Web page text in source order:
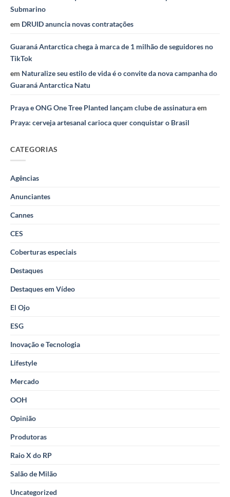
Submarino
em DRUID anuncia novas contratações
Guaraná Antarctica chega à marca de 1 milhão de seguidores no
TikTok
em Naturalize seu estilo de vida é o convite da nova campanha do
Guaraná Antarctica Natu
Praya e ONG One Tree Planted lançam clube de assinaturaem
Praya: cerveja artesanal carioca quer conquistar o Brasil
CATEGORIAS
Agências
Anunciantes
Cannes
CES
Coberturas especiais
Destaques
Destaques em Vídeo
El Ojo
ESG
Inovação e Tecnologia
Lifestyle
Mercado
OOH
Opinião
Produtoras
Raio X do RP
Salão de Milão
Uncategorized